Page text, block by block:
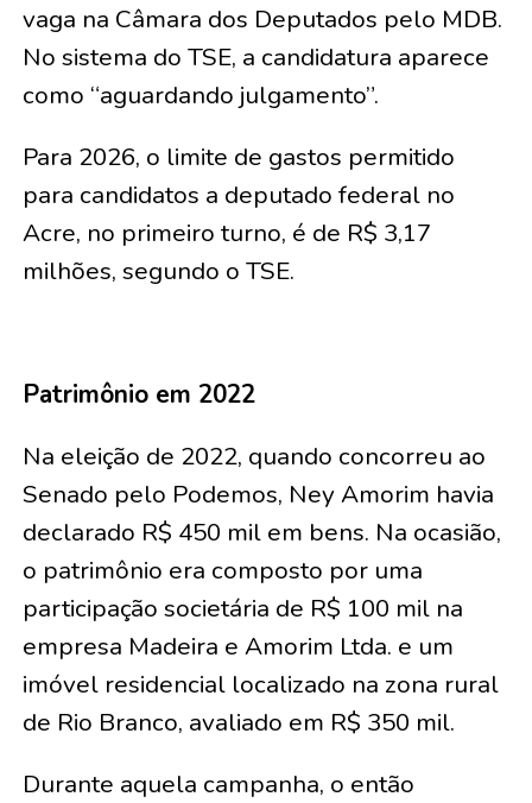
vaga na Câmara dos Deputados pelo MDB.
No sistema do TSE, a candidatura aparece
como “aguardando julgamento”.
Para 2026, o limite de gastos permitido
para candidatos a deputado federal no
Acre, no primeiro turno, é de R$ 3,17
milhões, segundo o TSE.
Patrimônio em 2022
Na eleição de 2022, quando concorreu ao
Senado pelo Podemos, Ney Amorim havia
declarado R$ 450 mil em bens. Na ocasião,
o patrimônio era composto por uma
participação societária de R$ 100 mil na
empresa Madeira e Amorim Ltda. e um
imóvel residencial localizado na zona rural
de Rio Branco, avaliado em R$ 350 mil.
Durante aquela campanha, o então